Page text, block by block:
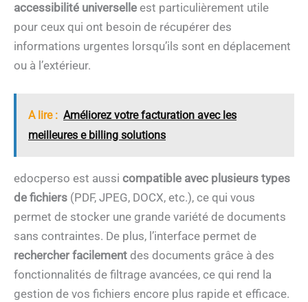
accessibilité universelle est particulièrement utile
pour ceux qui ont besoin de récupérer des
informations urgentes lorsqu’ils sont en déplacement
ou à l’extérieur.
A lire : Améliorez votre facturation avec les
meilleures e billing solutions
edocperso est aussi compatible avec plusieurs types
de fichiers (PDF, JPEG, DOCX, etc.), ce qui vous
permet de stocker une grande variété de documents
sans contraintes. De plus, l’interface permet de
rechercher facilement des documents grâce à des
fonctionnalités de filtrage avancées, ce qui rend la
gestion de vos fichiers encore plus rapide et efficace.